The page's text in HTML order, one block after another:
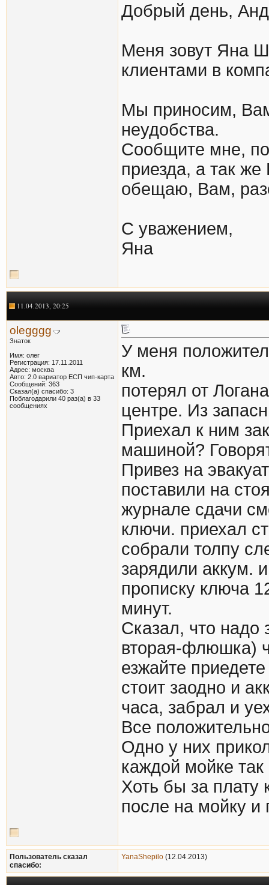
Добрый день,
Меня зовут Яна
клиентами в
Мы приносим,
неудобства.
Сообщите мне,
приезда, а так
обещаю, Вам,
С уважением,
Яна
11.04.2013, 20:25
olegggg
Знаток
Имя: олег
Регистрация: 17.11.2011
Адрес: москва
Авто: 2.0 вариатор ЕСП чип-карта
Сообщений: 363
Сказал(а) спасибо: 3
Поблагодарили 40 раз(а) в 33
сообщениях
У меня
км.
потерял от
центре. Из
Приехал к ним
машиной?
Привез на
поставили на
журнале сдачи
ключи. приехал
собрали толпу
зарядили аккум.
прописку ключа
минут.
Сказал, что надо
вторая-флюшка)
езжайте
стоит заодно и
часа, забрал и
Все
Одно у них
каждой мойке так
Хоть бы за плату
после на мойку и
Пользователь сказал
cпасибо:
YanaShepilo (12.04.2013)